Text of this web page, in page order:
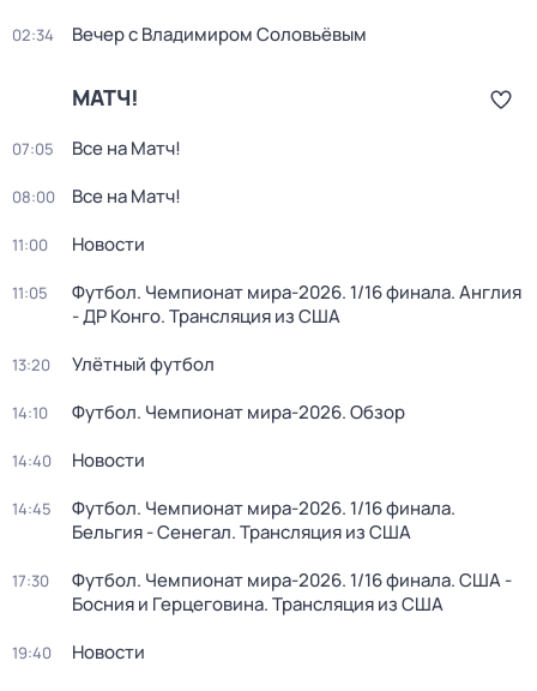
02:34 Вечер с Владимиром Соловьёвым
МАТЧ!
07:05 Все на Матч!
08:00 Все на Матч!
11:00 Новости
11:05
Футбол. Чемпионат мира-2026. 1/16 финала. Англия
- ДР Конго. Трансляция из США
13:20 Улётный футбол
14:10 Футбол. Чемпионат мира-2026. Обзор
14:40 Новости
14:45
Футбол. Чемпионат мира-2026. 1/16 финала.
Бельгия - Сенегал. Трансляция из США
17:30
Футбол. Чемпионат мира-2026. 1/16 финала. США -
Босния и Герцеговина. Трансляция из США
19:40 Новости